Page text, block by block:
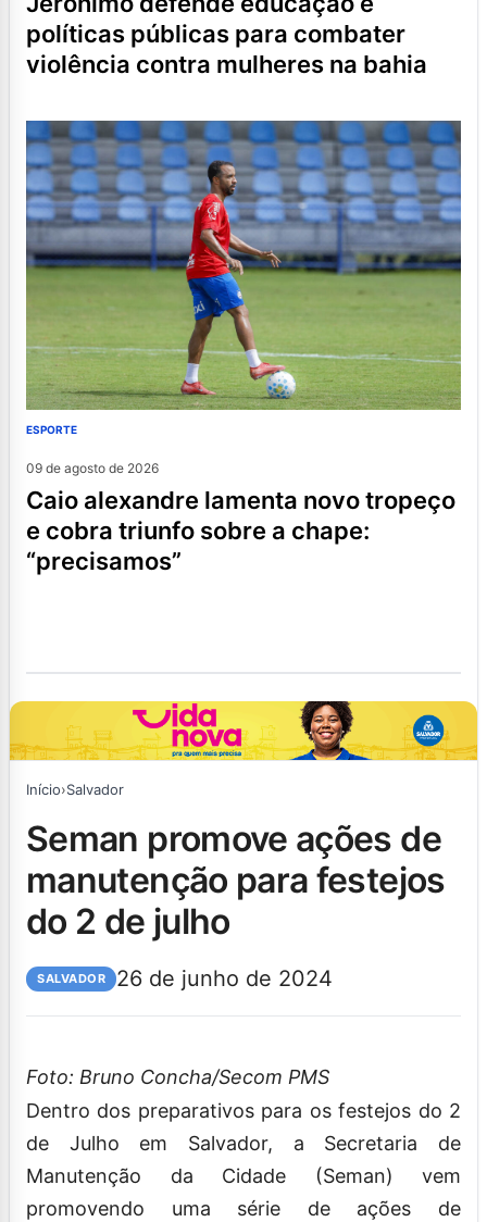
políticas públicas para combater
violência contra mulheres na bahia
ESPORTE
09 de agosto de 2026
caio alexandre lamenta novo tropeço
e cobra triunfo sobre a chape:
“precisamos”
Início›Salvador
seman promove ações de
manutenção para festejos
do 2 de julho
SALVADOR 26 de junho de 2024
Foto: Bruno Concha/Secom PMS
Dentro dos preparativos para os festejos do 2
de Julho em Salvador, a Secretaria de
Manutenção da Cidade (Seman) vem
promovendo uma série de ações de